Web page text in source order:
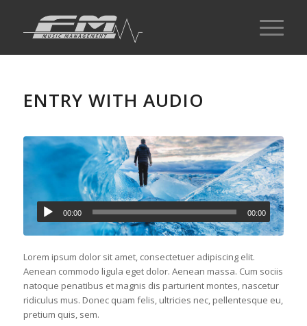
ENTRY WITH AUDIO
00:00 00:00
Lorem ipsum dolor sit amet, consectetuer adipiscing elit.
Aenean commodo ligula eget dolor. Aenean massa. Cum sociis
natoque penatibus et magnis dis parturient montes, nascetur
ridiculus mus. Donec quam felis, ultricies nec, pellentesque eu,
pretium quis, sem.